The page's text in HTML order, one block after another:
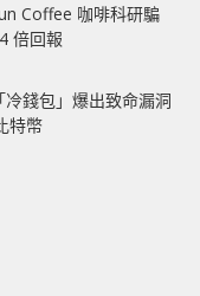
Coffee 咖啡科研騙
倍回報
冷錢包」爆出致命漏洞
特幣